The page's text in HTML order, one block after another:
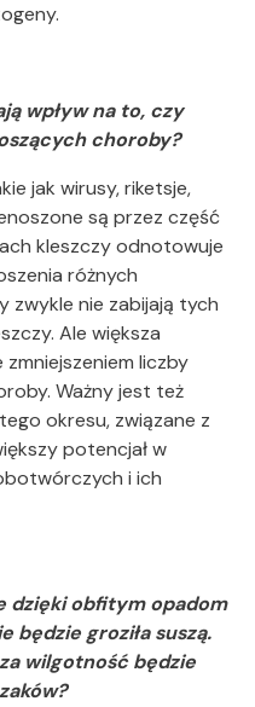
wpływ na to, czy
choroby?
jak wirusy, riketsje,
są przez część
kleszczy odnotowuje
różnych
zwykle nie zabijają tych
Ale większa
liczby
Ważny jest też
okresu, związane z
potencjał w
i ich
dzięki obfitym opadom
będzie groziła suszą.
wilgotność będzie